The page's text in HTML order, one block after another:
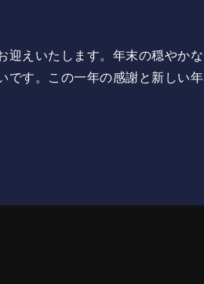
迎えいたします。年末の穏やかな
です。この一年の感謝と新しい年